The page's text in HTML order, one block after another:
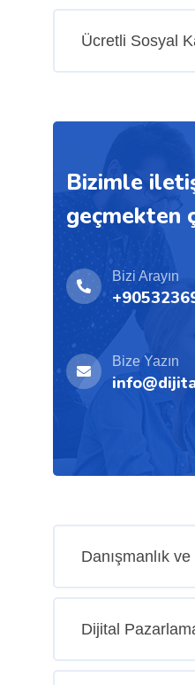
Ücretli Sosyal
Bizimle
geçmekten
Bizi Arayın
Bize Yazın
Danışmanlık
Dijital